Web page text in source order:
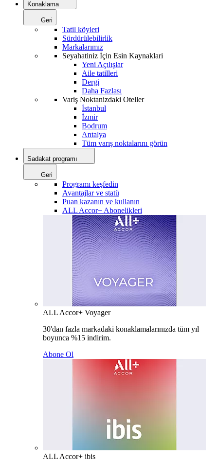
Konaklama
Geri
Tatil köyleri
Sürdürülebilirlik
Markalarımız
Seyahatiniz İçin Esin Kaynaklari
Yeni Açılışlar
Aile tatilleri
Dergi
Daha Fazlası
Variş Noktanizdaki Oteller
İstanbul
İzmir
Bodrum
Antalya
Tüm varış noktalarını görün
Sadakat programı
Geri
Programı keşfedin
Avantajlar ve statü
Puan kazanın ve kullanın
ALL Accor+ Abonelikleri
ALL Accor+ Voyager
30'dan fazla markadaki konaklamalarınızda tüm yıl
boyunca %15 indirim.
Abone Ol
ALL Accor+ ibis